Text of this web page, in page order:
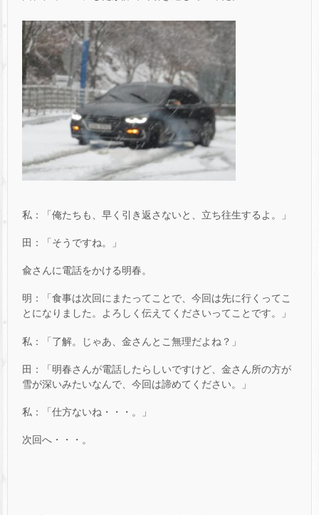
私：「俺たちも、早く引き返さないと、立ち往生するよ。」
田：「そうですね。」
兪さんに電話をかける明春。
明：「食事は次回にまたってことで、今回は先に行くってこ
とになりました。よろしく伝えてくださいってことです。」
私：「了解。じゃあ、金さんとこ無理だよね？」
田：「明春さんが電話したらしいですけど、金さん所の方が
雪が深いみたいなんで、今回は諦めてください。」
私：「仕方ないね・・・。」
次回へ・・・。